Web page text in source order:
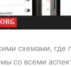
схемами,
со всеми